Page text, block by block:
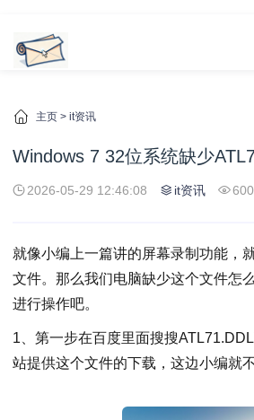
主页 > it资讯
Windows 7 32位系统缺少
2026-05-29 12:46:08 it资讯 600
就像小编上一篇讲的屏幕录制功能，
文件。那么我们电脑缺少这个文件怎
进行操作吧。
1、第一步在百度里面搜搜
站提供这个文件的下载，这边小编就